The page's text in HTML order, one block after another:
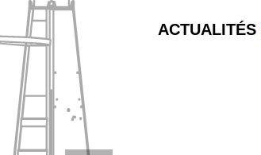
ACTUALITÉS